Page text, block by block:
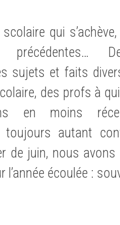
qui
précédentes…
sujets et faits
des profs à
en moins
toujours autant
de juin, nous
l’année écoulée :